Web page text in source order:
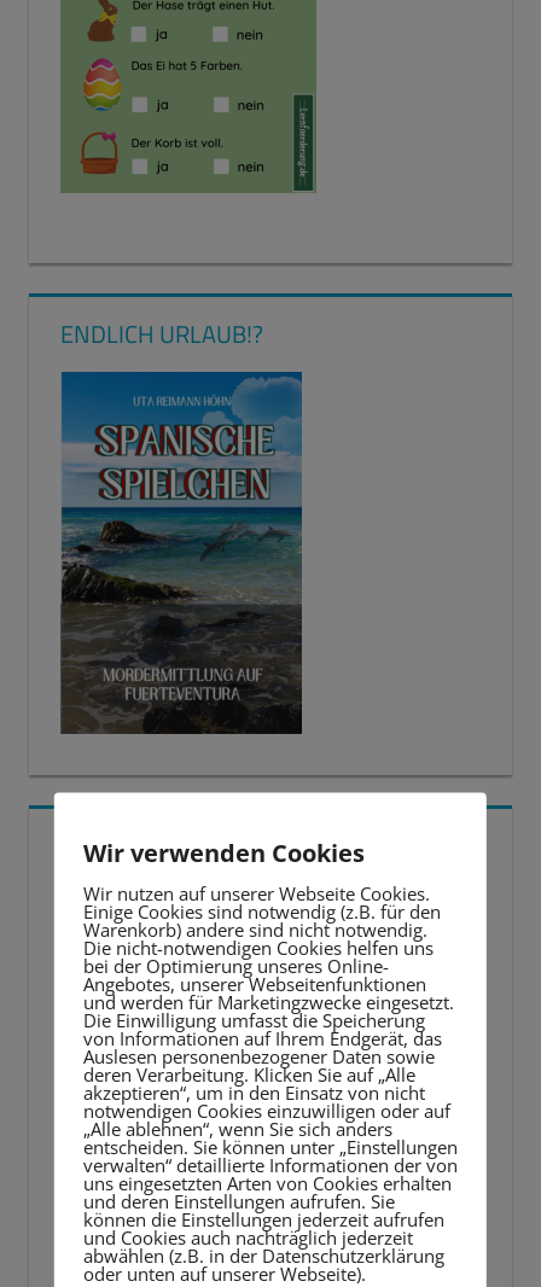
ENDLICH URLAUB!?
5 BESTE LERNTIPPS
Video-
Player
Wir verwenden Cookies
Wir nutzen auf unserer Webseite Cookies.
Einige Cookies sind notwendig (z.B. für den
Warenkorb) andere sind nicht notwendig.
Die nicht-notwendigen Cookies helfen uns
bei der Optimierung unseres Online-
Angebotes, unserer Webseitenfunktionen
und werden für Marketingzwecke eingesetzt.
Die Einwilligung umfasst die Speicherung
von Informationen auf Ihrem Endgerät, das
Auslesen personenbezogener Daten sowie
deren Verarbeitung. Klicken Sie auf „Alle
akzeptieren“, um in den Einsatz von nicht
notwendigen Cookies einzuwilligen oder auf
„Alle ablehnen“, wenn Sie sich anders
entscheiden. Sie können unter „Einstellungen
verwalten“ detaillierte Informationen der von
uns eingesetzten Arten von Cookies erhalten
und deren Einstellungen aufrufen. Sie
können die Einstellungen jederzeit aufrufen
und Cookies auch nachträglich jederzeit
abwählen (z.B. in der Datenschutzerklärung
oder unten auf unserer Webseite).